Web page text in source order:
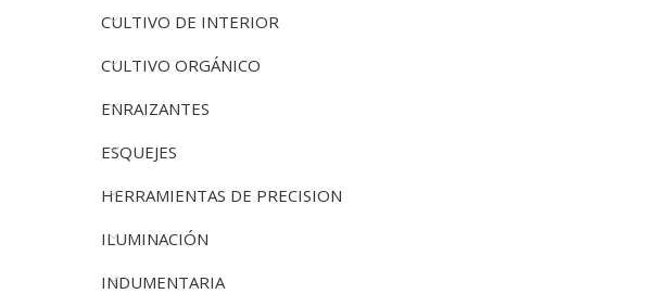
CULTIVO DE INTERIOR
CULTIVO ORGÁNICO
ENRAIZANTES
ESQUEJES
HERRAMIENTAS DE PRECISION
ILUMINACIÓN
INDUMENTARIA